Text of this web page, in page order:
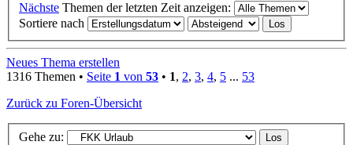
Nächste Themen der letzten Zeit anzeigen:
Sortiere nach
Neues Thema erstellen
1316 Themen • Seite 1 von 53 • 1, 2, 3, 4, 5 ... 53
Zurück zu Foren-Übersicht
Gehe zu: